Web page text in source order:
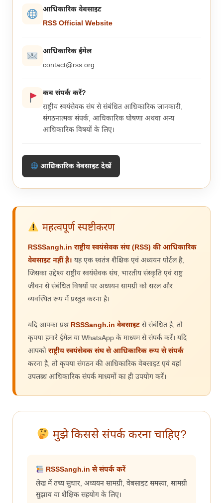
आधिकारिक वेबसाइट
RSS Official Website
आधिकारिक ईमेल
contact@rss.org
कब संपर्क करें?
राष्ट्रीय स्वयंसेवक संघ से संबंधित आधिकारिक जानकारी,
संगठनात्मक संपर्क, आधिकारिक घोषणा अथवा अन्य
आधिकारिक विषयों के लिए।
आधिकारिक वेबसाइट देखें
महत्वपूर्ण स्पष्टीकरण
RSSSangh.in राष्ट्रीय स्वयंसेवक संघ (RSS) की आधिकारिक
वेबसाइट नहीं है। यह एक स्वतंत्र शैक्षिक एवं अध्ययन पोर्टल है,
जिसका उद्देश्य राष्ट्रीय स्वयंसेवक संघ, भारतीय संस्कृति एवं राष्ट्र
जीवन से संबंधित विषयों पर अध्ययन सामग्री को सरल और
व्यवस्थित रूप में प्रस्तुत करना है।
यदि आपका प्रश्न RSSSangh.in वेबसाइट से संबंधित है, तो
कृपया हमारे ईमेल या WhatsApp के माध्यम से संपर्क करें। यदि
आपको राष्ट्रीय स्वयंसेवक संघ से आधिकारिक रूप से संपर्क
करना है, तो कृपया संगठन की आधिकारिक वेबसाइट एवं वहां
उपलब्ध आधिकारिक संपर्क माध्यमों का ही उपयोग करें।
मुझे किससे संपर्क करना चाहिए?
RSSSangh.in से संपर्क करें
लेख में तथ्य सुधार, अध्ययन सामग्री, वेबसाइट समस्या, सामग्री
सुझाव या शैक्षिक सहयोग के लिए।